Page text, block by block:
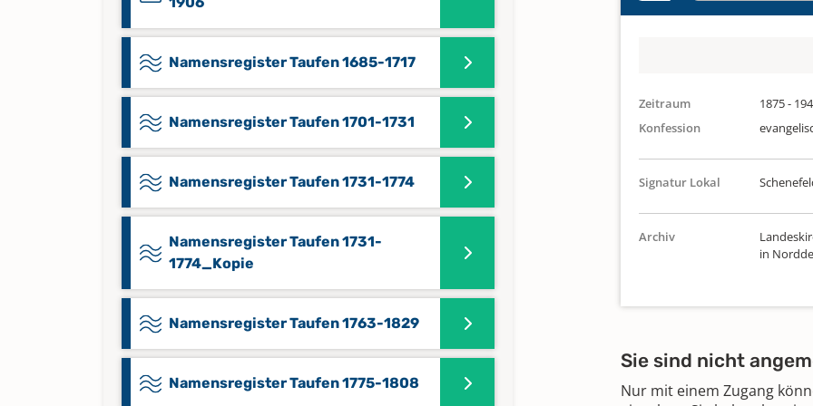
Namensregister Taufen 1685-1717
Namensregister Taufen 1701-1731
Namensregister Taufen 1731-1774
Namensregister Taufen 1731-
1774_Kopie
Namensregister Taufen 1763-1829
Namensregister Taufen 1775-1808
Zeitraum
1875 -
Konfession
Signatur Lokal
Archiv
in
Sie sind nicht
Nur mit einem Zugang